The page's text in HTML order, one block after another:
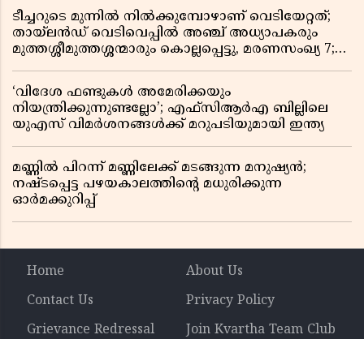
ടീച്ചറുടെ മുന്നിൽ നിൽക്കുമ്പോഴാണ് വെടിയേറ്റത്;
തായ്‌ലൻഡ് വെടിവെപ്പിൽ അഞ്ച് അധ്യാപകരും
മുത്തശ്ശീമുത്തശ്ശന്മാരും കൊല്ലപ്പെട്ടു, മരണസംഖ്യ 7;
‘വിദേശ ഫണ്ടുകൾ അമേരിക്കയും
നിയന്ത്രിക്കുന്നുണ്ടല്ലോ’; എഫ്സിആർഎ ബില്ലിലെ
യുഎസ് വിമർശനങ്ങൾക്ക് മറുപടിയുമായി ഇന്ത്യ
മണ്ണിൽ പിറന്ന് മണ്ണിലേക്ക് മടങ്ങുന്ന മനുഷ്യൻ;
നഷ്ടപ്പെട്ട പഴയകാലത്തിൻ്റെ മധുരിക്കുന്ന
ഓർമക്കുറിപ്പ്
Home
About Us
Contact Us
Privacy Policy
Grievance Redressal
Join Kvartha Team Club